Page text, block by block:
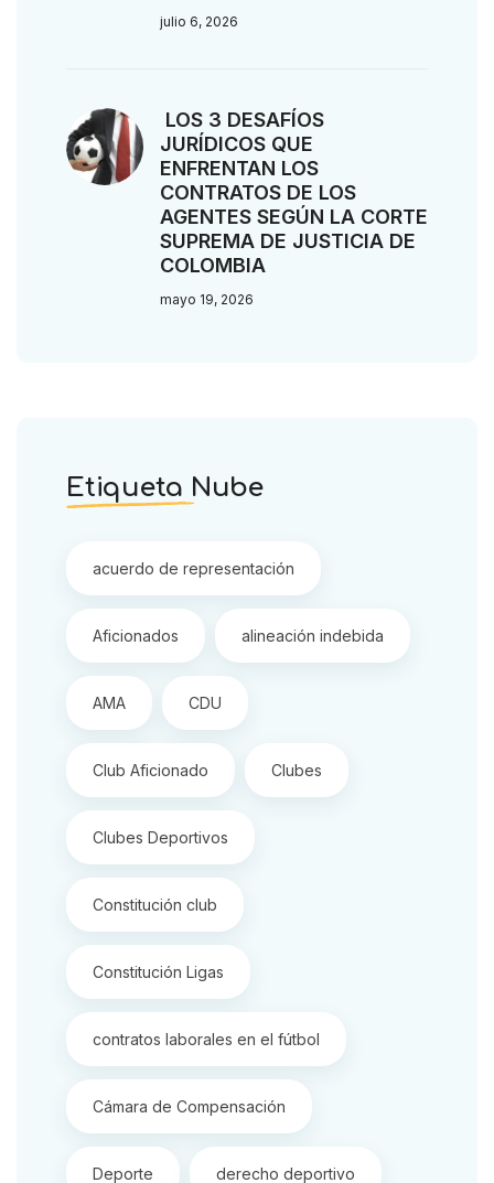
julio 6, 2026
LOS 3 DESAFÍOS
JURÍDICOS QUE
ENFRENTAN LOS
CONTRATOS DE LOS
AGENTES SEGÚN LA CORTE
SUPREMA DE JUSTICIA DE
COLOMBIA
mayo 19, 2026
Etiqueta Nube
acuerdo de representación
Aficionados alineación indebida
AMA CDU
Club Aficionado Clubes
Clubes Deportivos
Constitución club
Constitución Ligas
contratos laborales en el fútbol
Cámara de Compensación
Deporte derecho deportivo